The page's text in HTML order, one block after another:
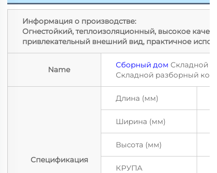
Информация о производстве:
Огнестойкий, теплоизоляционный, высокое
привлекательный внешний вид, практичное
Name
Сборный дом Складной
Складной разборный
Спецификация
Длина (мм)
Ширина (мм)
Высота (мм)
КРУПА